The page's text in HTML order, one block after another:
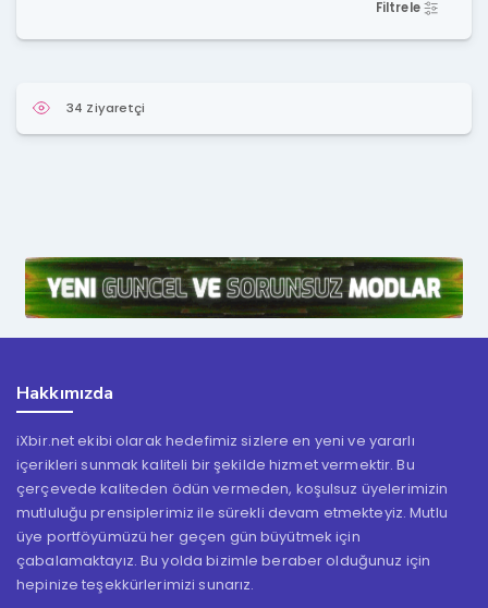
Filtrele
34 Ziyaretçi
Hakkımızda
iXbir.net ekibi olarak hedefimiz sizlere en yeni ve yararlı
içerikleri sunmak kaliteli bir şekilde hizmet vermektir. Bu
çerçevede kaliteden ödün vermeden, koşulsuz üyelerimizin
mutluluğu prensiplerimiz ile sürekli devam etmekteyiz. Mutlu
üye portföyümüzü her geçen gün büyütmek için
çabalamaktayız. Bu yolda bizimle beraber olduğunuz için
hepinize teşekkürlerimizi sunarız.